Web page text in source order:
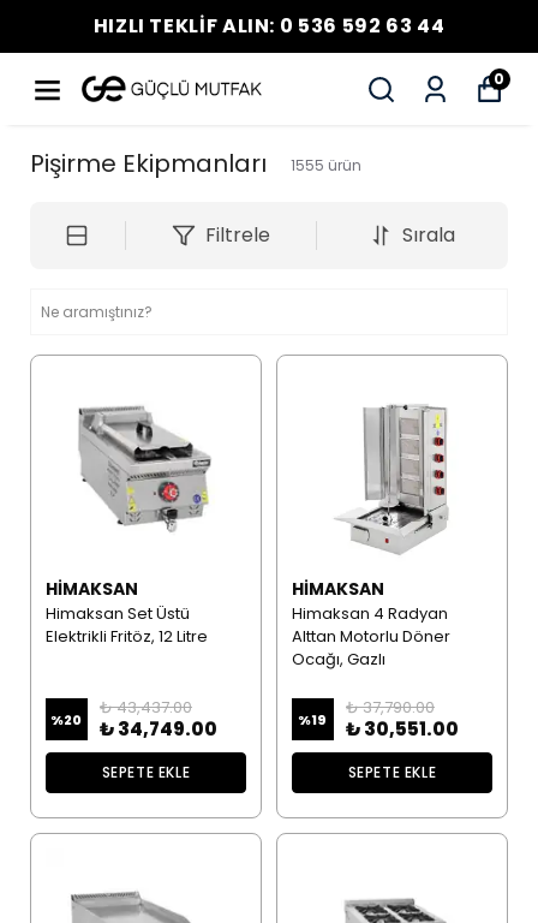
HIZLI TEKLİF ALIN: 0 536 592 63 44
0
Pişirme Ekipmanları 1555 ürün
Filtrele Sırala
HIMAKSAN
Himaksan Set Üstü
Elektrikli Fritöz, 12 Litre
%20
₺ 43,437.00
₺ 34,749.00
SEPETE EKLE
HIMAKSAN
Himaksan 4 Radyan
Alttan Motorlu Döner
Ocağı, Gazlı
%19
₺ 37,790.00
₺ 30,551.00
SEPETE EKLE